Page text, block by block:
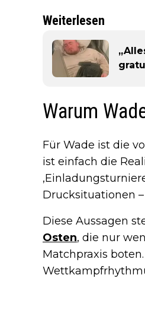
Weiterlesen
Warum
Für Wade ist die
ist einfach die
Drucksituationen
Diese Aussagen
Osten, die nur
Matchpraxis